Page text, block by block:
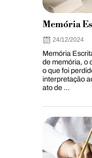
Memória
24/12/2024
Memória
de memória, o
o que foi
interpretação
ato de ...